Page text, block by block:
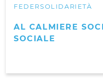
FEDERSOLIDARIETÀ
AL CALMIERE
SOCIALE